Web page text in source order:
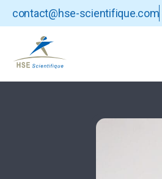
contact@hse-scientifique.com